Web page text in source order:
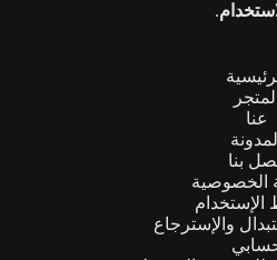
.
المتجر
عنا
المدونة
بنا
الخصوصية
والإسترجاع